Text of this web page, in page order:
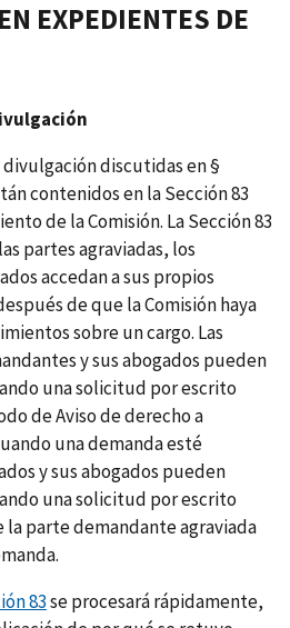
EXPEDIENTES DE
divulgación discutidas en §
contenidos en la Sección 83
de la Comisión. La Sección 83
partes agraviadas, los
accedan a sus propios
de que la Comisión haya
sobre un cargo. Las
y sus abogados pueden
una solicitud por escrito
de Aviso de derecho a
una demanda esté
y sus abogados pueden
una solicitud por escrito
parte demandante agraviada
83se procesará rápidamente,